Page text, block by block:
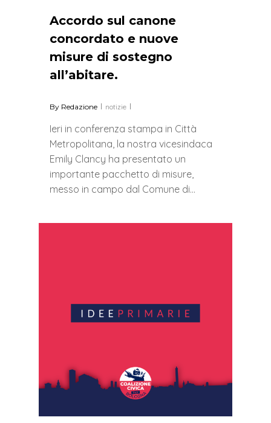
Accordo sul canone
concordato e nuove
misure di sostegno
all’abitare.
By Redazione notizie
Ieri in conferenza stampa in Città
Metropolitana, la nostra vicesindaca
Emily Clancy ha presentato un
importante pacchetto di misure,
messo in campo dal Comune di…